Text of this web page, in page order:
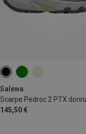
Salewa
Scarpe Pedroc 2 PTX
145,50 €